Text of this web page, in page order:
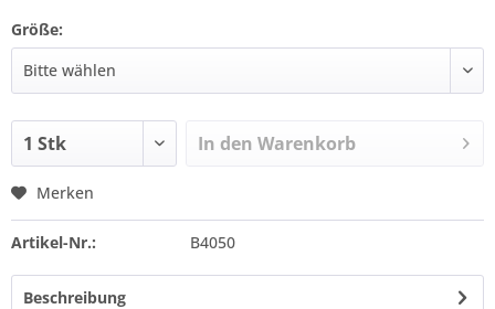
Größe:
In den Warenkorb
Merken
Artikel-Nr.: B4050
Beschreibung